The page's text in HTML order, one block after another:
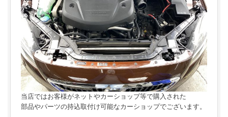
当店ではお客様がネットやカーショップ等で購入された
部品やパーツの持込取付け可能なカーショップでございます。